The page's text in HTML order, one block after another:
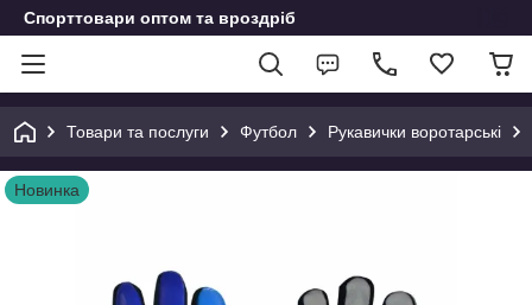
Спорттовари оптом та вроздріб
Товари та послуги Футбол Рукавички воротарські
Новинка